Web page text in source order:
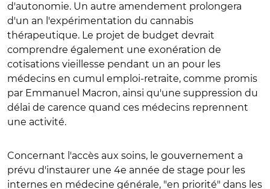
d'autonomie. Un autre amendement prolongera
d'un an l'expérimentation du cannabis
thérapeutique. Le projet de budget devrait
comprendre également une exonération de
cotisations vieillesse pendant un an pour les
médecins en cumul emploi-retraite, comme promis
par Emmanuel Macron, ainsi qu'une suppression du
délai de carence quand ces médecins reprennent
une activité.
Concernant l'accès aux soins, le gouvernement a
prévu d'instaurer une 4e année de stage pour les
internes en médecine générale, "en priorité" dans les